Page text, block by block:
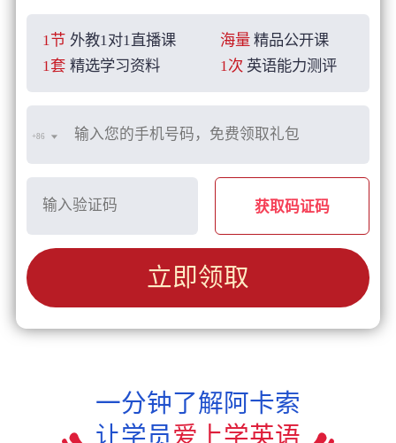
1节 外教1对1直播课 海量 精品公开课
1套 精选学习资料 1次 英语能力测评
+86
获取码证码
立即领取
一分钟了解阿卡索
让学员爱上学英语